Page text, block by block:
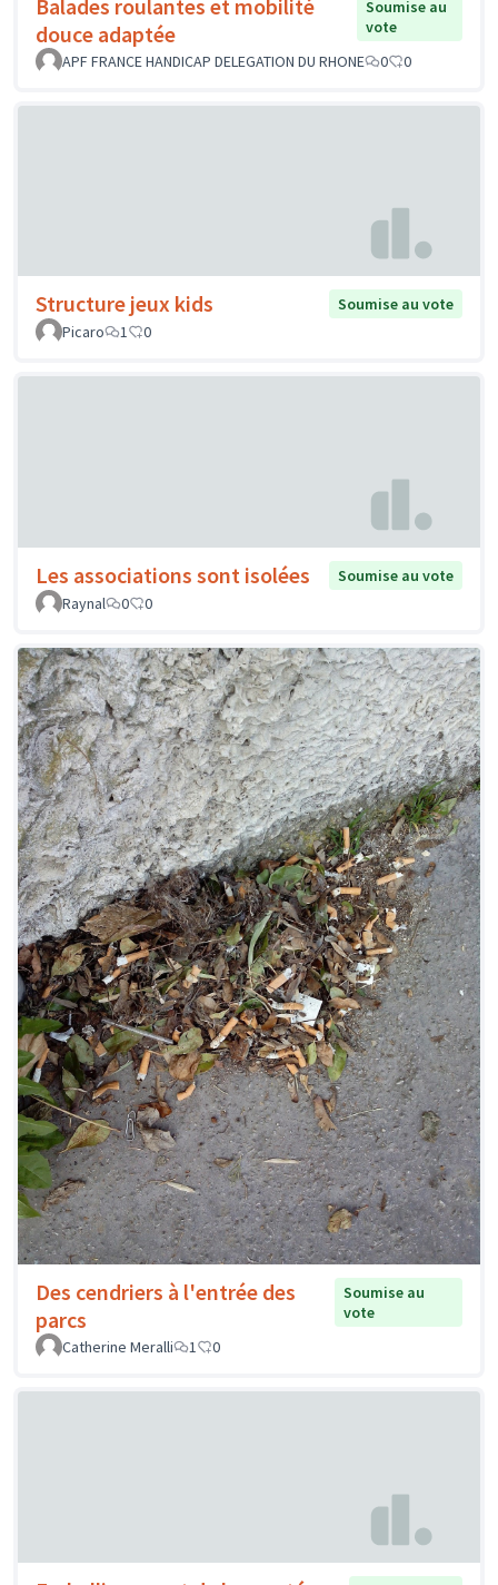
Balades roulantes et mobilité
douce adaptée
Soumise au
vote
APF FRANCE HANDICAP DELEGATION DU RHONE
0 0
Structure jeux kids
Soumise au vote
Picaro
1 0
Les associations sont isolées
Soumise au vote
Raynal
0 0
Des cendriers à l'entrée des
parcs
Soumise au
vote
Catherine Meralli
1 0